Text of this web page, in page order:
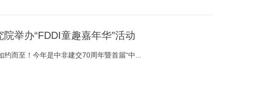
举办“FDDI童趣嘉年华”活动
而至！今年是中非建交70周年暨首届“中...